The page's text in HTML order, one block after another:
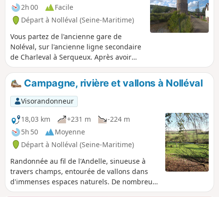
2h 00
Facile
Départ à Nolléval (Seine-Maritime)
Vous partez de l'ancienne gare de
Noléval, sur l'ancienne ligne secondaire
de Charleval à Serqueux. Après avoir
longé l'Andelle qui serpente en fond de
vallée, vous profitez d'un balcon sur la
vallée. Cette balade accessible dès trois
ans offre de très beaux points de vue
sur la vallée et permet d'admirer
quelques constructions traditionnelles
de la région. (!) Suite à la tempête de
2025, ne pas s’aventurer dans cette
partie de la forêt tant qu’elle est fermée
par l’ONF.
Campagne, rivière et vallons à Nolléval
Visorandonneur
18,03 km
+231 m
-224 m
5h 50
Moyenne
Départ à Nolléval (Seine-Maritime)
Randonnée au fil de l'Andelle, sinueuse à
travers champs, entourée de vallons dans
d'immenses espaces naturels. De nombreux
panoramas jalonnent ce parcours ainsi